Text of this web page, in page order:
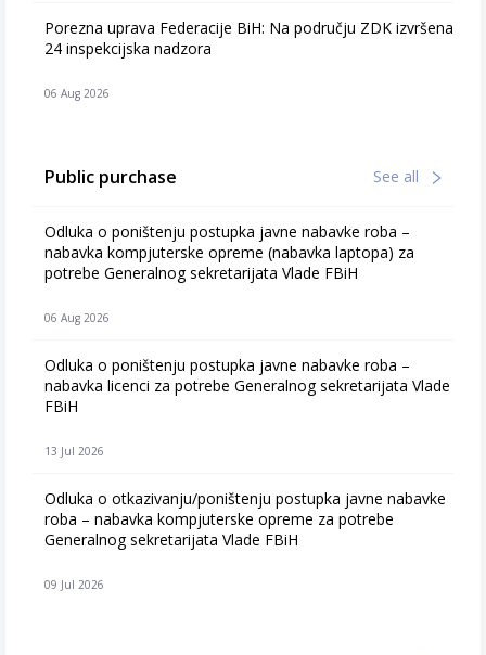
Porezna uprava Federacije BiH: Na području ZDK izvršena
24 inspekcijska nadzora
06 Aug 2026
Public purchase See all
Odluka o poništenju postupka javne nabavke roba –
nabavka kompjuterske opreme (nabavka laptopa) za
potrebe Generalnog sekretarijata Vlade FBiH
06 Aug 2026
Odluka o poništenju postupka javne nabavke roba –
nabavka licenci za potrebe Generalnog sekretarijata Vlade
FBiH
13 Jul 2026
Odluka o otkazivanju/poništenju postupka javne nabavke
roba – nabavka kompjuterske opreme za potrebe
Generalnog sekretarijata Vlade FBiH
09 Jul 2026